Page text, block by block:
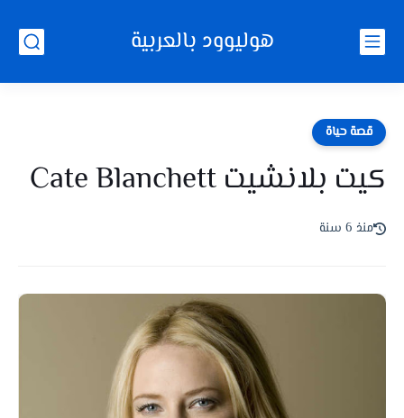
هوليوود بالعربية
قصة حياة
كيت بلانشيت Cate Blanchett
منذ 6 سنة